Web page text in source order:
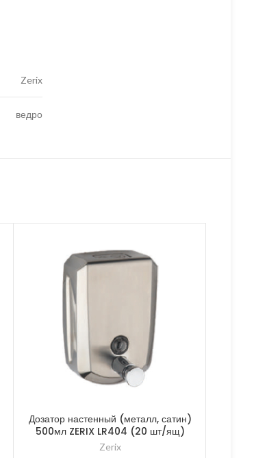
Zerix
ведро
Дозатор настенный (металл, сатин)
500мл ZERIX LR404 (20 шт/ящ)
Zerix